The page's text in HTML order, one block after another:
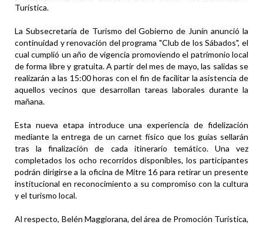
Turística.
La Subsecretaría de Turismo del Gobierno de Junín anunció la
continuidad y renovación del programa "Club de los Sábados", el
cual cumplió un año de vigencia promoviendo el patrimonio local
de forma libre y gratuita. A partir del mes de mayo, las salidas se
realizarán a las 15:00 horas con el fin de facilitar la asistencia de
aquellos vecinos que desarrollan tareas laborales durante la
mañana.
Esta nueva etapa introduce una experiencia de fidelización
mediante la entrega de un carnet físico que los guías sellarán
tras la finalización de cada itinerario temático. Una vez
completados los ocho recorridos disponibles, los participantes
podrán dirigirse a la oficina de Mitre 16 para retirar un presente
institucional en reconocimiento a su compromiso con la cultura
y el turismo local.
Al respecto, Belén Maggiorana, del área de Promoción Turística,